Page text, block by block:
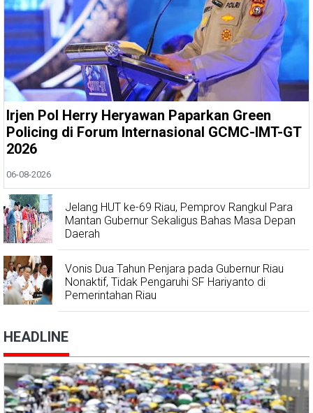
Irjen Pol Herry Heryawan Paparkan Green
Policing di Forum Internasional GCMC-IMT-GT
2026
06-08-2026
Jelang HUT ke-69 Riau, Pemprov Rangkul Para
Mantan Gubernur Sekaligus Bahas Masa Depan
Daerah
Vonis Dua Tahun Penjara pada Gubernur Riau
Nonaktif, Tidak Pengaruhi SF Hariyanto di
Pemerintahan Riau
HEADLINE